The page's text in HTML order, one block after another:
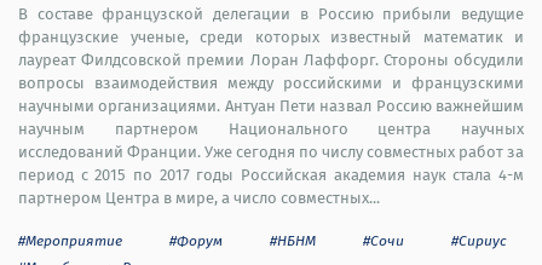
В составе французской делегации в Россию прибыли ведущие
французские ученые, среди которых известный математик и
лауреат Филдсовской премии Лоран Лаффорг. Стороны обсудили
вопросы взаимодействия между российскими и французскими
научными организациями. Антуан Пети назвал Россию важнейшим
научным партнером Национального центра научных
исследований Франции. Уже сегодня по числу совместных работ за
период с 2015 по 2017 годы Российская академия наук стала 4-м
партнером Центра в мире, а число совместных...
#Мероприятие #Форум #НБНМ #Сочи
#Сириус